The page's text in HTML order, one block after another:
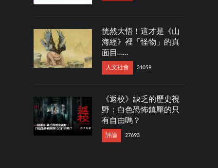
恍然大悟！這才是《山
海經》裡「怪物」的真
面目……
人文社會 31059
《返校》缺乏的歷史視
野：白色恐怖鎮壓的只
有自由嗎？
評論 27693